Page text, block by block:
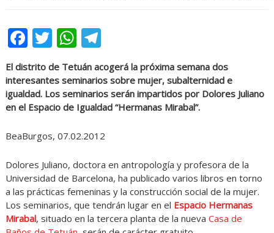
Facebook
Twitter
WhatsApp
Telegram
El distrito de Tetuán acogerá la próxima semana dos
interesantes seminarios sobre mujer, subalternidad e
igualdad. Los seminarios serán impartidos por Dolores Juliano
en el Espacio de Igualdad “Hermanas Mirabal”.
BeaBurgos, 07.02.2012
Dolores Juliano, doctora en antropología y profesora de la
Universidad de Barcelona, ha publicado varios libros en torno
a las prácticas femeninas y la construcción social de la mujer.
Los seminarios, que tendrán lugar en el Espacio Hermanas
Mirabal, situado en la tercera planta de la nueva Casa de